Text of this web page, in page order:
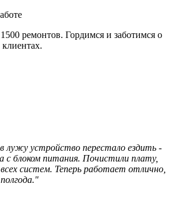
ремонтов. Гордимся и заботимся о
лужу устройство перестало ездить -
с блоком питания. Почистили плату,
систем. Теперь работает отлично,